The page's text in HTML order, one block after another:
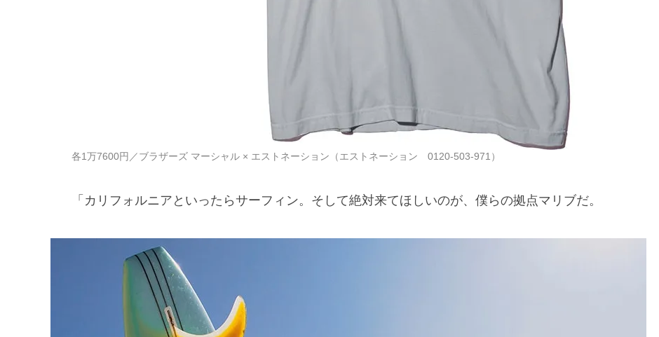
各1万7600円／ブラザーズ マーシャル × エストネーション（エストネーション 0120-503-971）
「カリフォルニアといったらサーフィン。そして絶対来てほしいのが、僕らの拠点マリブだ。